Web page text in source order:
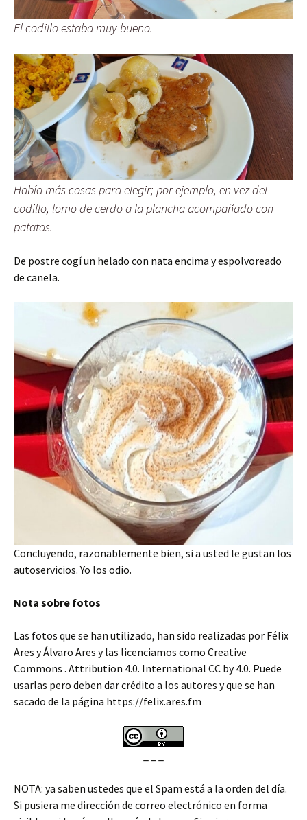
El codillo estaba muy bueno.
Había más cosas para elegir; por ejemplo, en vez del
codillo, lomo de cerdo a la plancha acompañado con
patatas.
De postre cogí un helado con nata encima y espolvoreado
de canela.
Concluyendo, razonablemente bien, si a usted le gustan los
autoservicios. Yo los odio.
Nota sobre fotos
Las fotos que se han utilizado, han sido realizadas por Félix
Ares y Álvaro Ares y las licenciamos como Creative
Commons . Attribution 4.0. International CC by 4.0. Puede
usarlas pero deben dar crédito a los autores y que se han
sacado de la página https://felix.ares.fm
NOTA: ya saben ustedes que el Spam está a la orden del día.
Si pusiera me dirección de correo electrónico en forma